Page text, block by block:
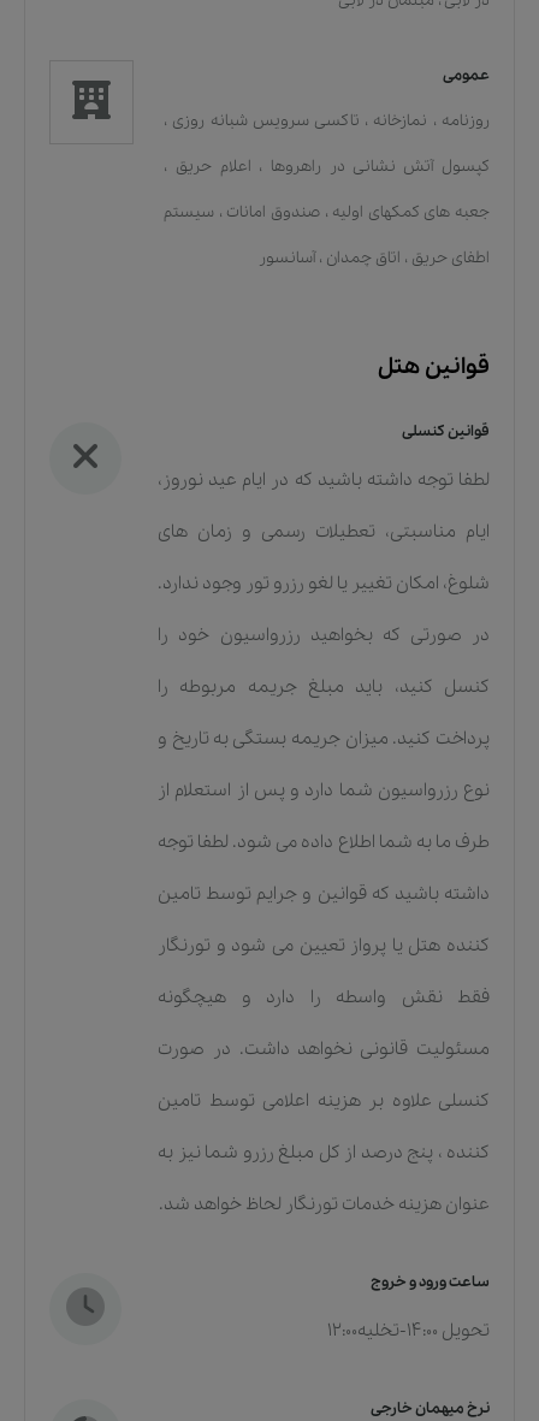
عمومی
روزنامه ، نمازخانه ، تاکسی سرویس شبانه روزی ،
کپسول آتش نشانی در راهروها ، اعلام حریق ،
جعبه های کمکهای اولیه ، صندوق امانات ، سیستم
اطفای حریق ، اتاق چمدان ، آسانسور
قوانین هتل
قوانین کنسلی
لطفا توجه داشته باشید که در ایام عید نوروز،
ایام مناسبتی، تعطیلات رسمی و زمان های
شلوغ، امکان تغییر یا لغو رزرو تور وجود ندارد.
در صورتی که بخواهید رزرواسیون خود را
کنسل کنید، باید مبلغ جریمه مربوطه را
پرداخت کنید. میزان جریمه بستگی به تاریخ و
نوع رزرواسیون شما دارد و پس از استعلام از
طرف ما به شما اطلاع داده می شود. لطفا توجه
داشته باشید که قوانین و جرایم توسط تامین
کننده هتل یا پرواز تعیین می شود و تورنگار
فقط نقش واسطه را دارد و هیچگونه
مسئولیت قانونی نخواهد داشت. در صورت
کنسلی علاوه بر هزینه اعلامی توسط تامین
کننده ، پنج درصد از کل مبلغ رزرو شما نیز به
عنوان هزینه خدمات تورنگار لحاظ خواهد شد.
ساعت ورود و خروج
تحویل 14:00-تخلیه12:00
نرخ میهمان خارجی